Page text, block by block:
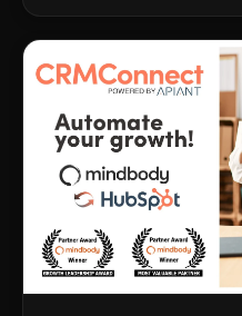
efficacemente
coinvolti e fedeli.